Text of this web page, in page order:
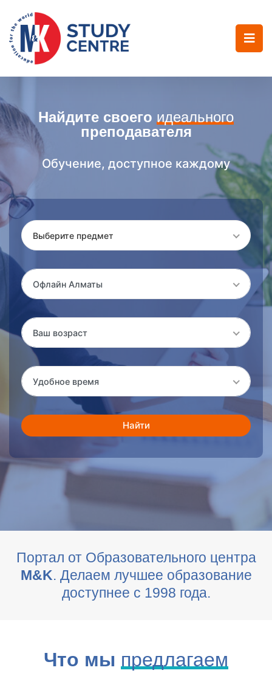
Найдите своего идеального
преподавателя
Обучение, доступное каждому
Выберите предмет
Офлайн Алматы
Ваш возраст
Удобное время
Найти
Портал от Образовательного центра
M&K. Делаем лучшее образование
доступнее с 1998 года.
Что мы предлагаем